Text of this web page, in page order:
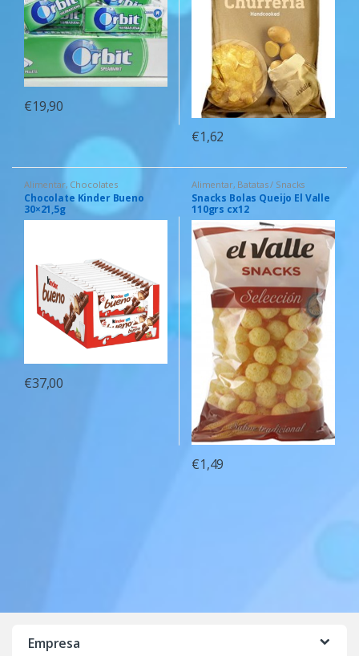
€19,90
€1,62
Alimentar, Chocolates
Chocolate Kinder Bueno
30×21,5g
€37,00
Alimentar, Batatas / Snacks
Snacks Bolas Queijo El Valle
110grs cx12
€1,49
Empresa